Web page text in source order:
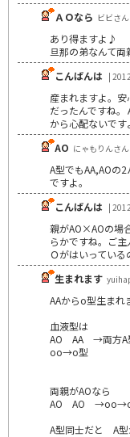
ＡＯなら ビビさ
あり得ますよ♪
旦那の弟なんて
こんばんは |
産まれますよ。
だったんですね
から心配ないです
AO にゃもりんさ
A型でもAA,AOの
ですよ。
こんばんは |
親がAO×AOの場
らかですね。ご
Ｏがはいってい
生まれます
AAからo型生まれ
血液型は
AO AA →両方A
oo→o型
両親がAOなら
AO AO
A型同士だと A型